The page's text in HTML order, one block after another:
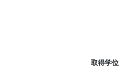
取得学位